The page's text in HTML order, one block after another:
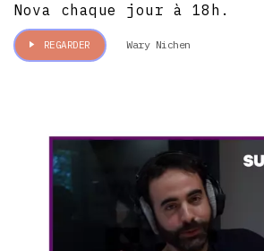
Nova chaque jour à 18h.
REGARDER Wary Nichen